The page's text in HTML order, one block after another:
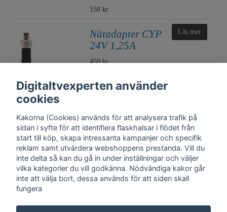
150 kr
Nätadapter CYP
24V 1,25A
450 kr
Läs mer
Kontakt Trygghet Cookies Support Köpinfo Om oss English
Digitaltvexperten använder
cookies
Kakorna (Cookies) används för att analysera trafik på
sidan i syfte för att identifiera flaskhalsar i flödet från
start till köp, skapa intressanta kampanjer och specifik
reklam samt utvärdera webshoppens prestanda. Vill du
inte delta så kan du gå in under inställningar och väljer
vilka kategorier du vill godkänna. Nödvändiga kakor går
inte att välja bort, dessa används för att siden skall
fungera